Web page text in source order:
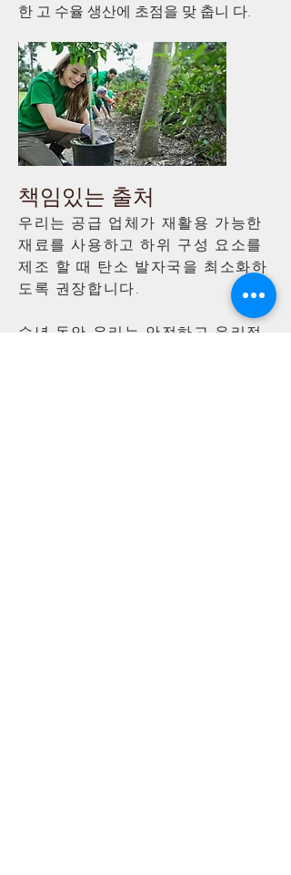
한 고 수율 생산에 초점을 맞 춥니 다.
책임있는 출처
우리는 공급 업체가 재활용 가능한
재료를 사용하고 하위 구성 요소를
제조 할 때 탄소 발자국을 최소화하
도록 권장합니다.
수년 동안 우리는 안전하고 윤리적